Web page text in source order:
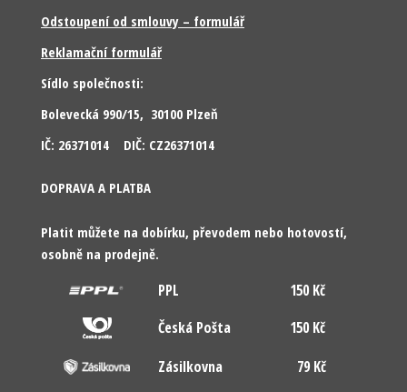
Odstoupení od smlouvy – formulář
Reklamační formulář
Sídlo společnosti:
Bolevecká 990/15, 30100 Plzeň
IČ: 26371014 DIČ: CZ26371014
DOPRAVA A PLATBA
Platit můžete na dobírku, převodem nebo hotovostí,
osobně na prodejně.
PPL
150 Kč
Česká Pošta
150 Kč
Zásilkovna
79 Kč